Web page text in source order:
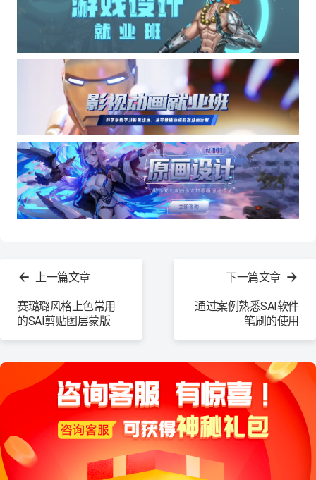
上一篇文章
赛璐璐风格上色常用
的SAI剪贴图层蒙版
下一篇文章
通过案例熟悉SAI软件
笔刷的使用